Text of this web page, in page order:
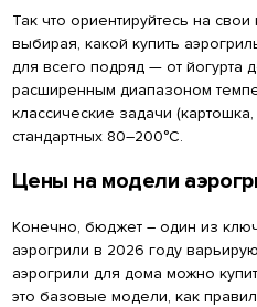
Так что ориентируйтесь на
выбирая, какой купить
для всего подряд — от йогурта
расширенным диапазоном
классические задачи
стандартных 80–200°С.
Цены на модели
Конечно, бюджет – один из
аэрогрили в 2026 году
аэрогрили для дома можно
это базовые модели, как